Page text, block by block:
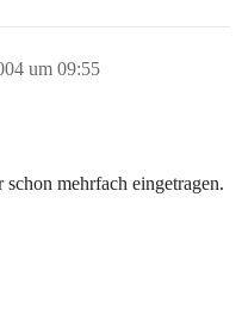
um 09:55
mehrfach eingetragen.